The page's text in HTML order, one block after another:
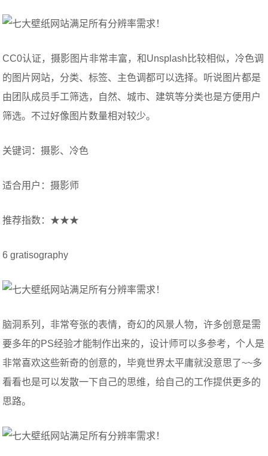
CC0认证，摄影图片非常丰富，和Unsplash比较相似，冷色调
的图片网站，分类、标签、主色调都可以选择。听说图片都是
由团队成员手工筛选，自然、城市、建筑等分类也是方便用户
筛选。不过好像图片数量相对较少。
关键词：摄影、冷色
适合用户：摄影师
推荐指数：★★★
6 gratisography
脑洞系列，非常夸张的表情，奇幻的风景人物，许多创意是需
要多年的PS经验才能制作出来的，设计师可以多参考，个人是
非常喜欢这些新奇的创意的，毕竟世界太平庸就没意思了~~多
看看也是可以发散一下自己的思维，给自己的工作提供更多的
思路。